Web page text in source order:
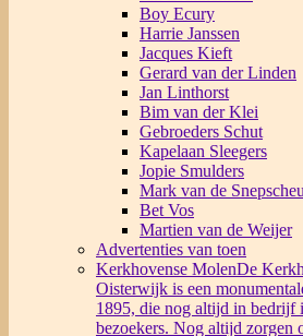
Boy Ecury
Harrie Janssen
Jacques Kieft
Gerard van der Linden
Jan Linthorst
Bim van der Klei
Gebroeders Schut
Kapelaan Sleegers
Jopie Smulders
Mark van de
Bet Vos
Martien van de Weijer
Advertenties van toen
Kerkhovense MolenDe
Oisterwijk is een
1895, die nog altijd in bedrijf
bezoekers. Nog altijd zorgen